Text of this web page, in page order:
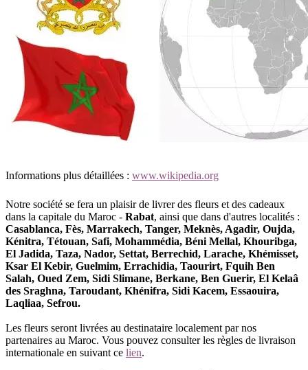
Informations plus détaillées : www.wikipedia.org
Notre société se fera un plaisir de livrer des fleurs et des cadeaux
dans la capitale du Maroc - Rabat, ainsi que dans d'autres localités :
Casablanca, Fès, Marrakech, Tanger, Meknès, Agadir, Oujda,
Kénitra, Tétouan, Safi, Mohammédia, Béni Mellal, Khouribga,
El Jadida, Taza, Nador, Settat, Berrechid, Larache, Khémisset,
Ksar El Kebir, Guelmim, Errachidia, Taourirt, Fquih Ben
Salah, Oued Zem, Sidi Slimane, Berkane, Ben Guerir, El Kelaâ
des Sraghna, Taroudant, Khénifra, Sidi Kacem, Essaouira,
Laqliaa, Sefrou.
Les fleurs seront livrées au destinataire localement par nos
partenaires au Maroc. Vous pouvez consulter les règles de livraison
internationale en suivant ce lien.